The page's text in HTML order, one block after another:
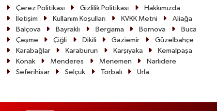
Çerez Politikası Gizlilik Politikası
Hakkımızda
İletişim
Kullanım Koşulları KVKK Metni
Aliağa
Balçova
Bayraklı Bergama Bornova
Buca
Çeşme
Çiğli Dikili Gaziemir
Güzelbahçe
Karabağlar
Karaburun Karşıyaka
Kemalpaşa
Konak
Menderes Menemen
Narlıdere
Seferihisar
Selçuk Torbalı Urla